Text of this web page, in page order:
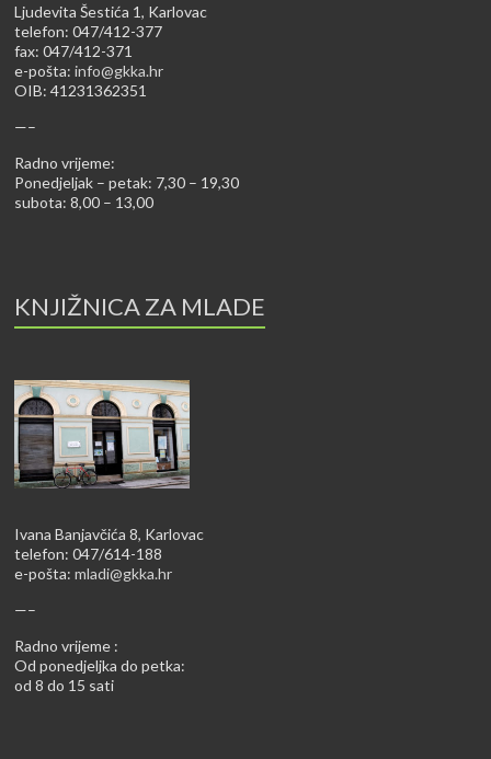
Ljudevita Šestića 1, Karlovac
telefon: 047/412-377
fax: 047/412-371
e-pošta:info@gkka.hr
OIB: 41231362351
—–
Radno vrijeme:
Ponedjeljak – petak: 7,30 – 19,30
subota: 8,00 – 13,00
KNJIŽNICA ZA MLADE
Ivana Banjavčića 8, Karlovac
telefon: 047/614-188
e-pošta:mladi@gkka.hr
—–
Radno vrijeme :
Od ponedjeljka do petka:
od 8 do 15 sati